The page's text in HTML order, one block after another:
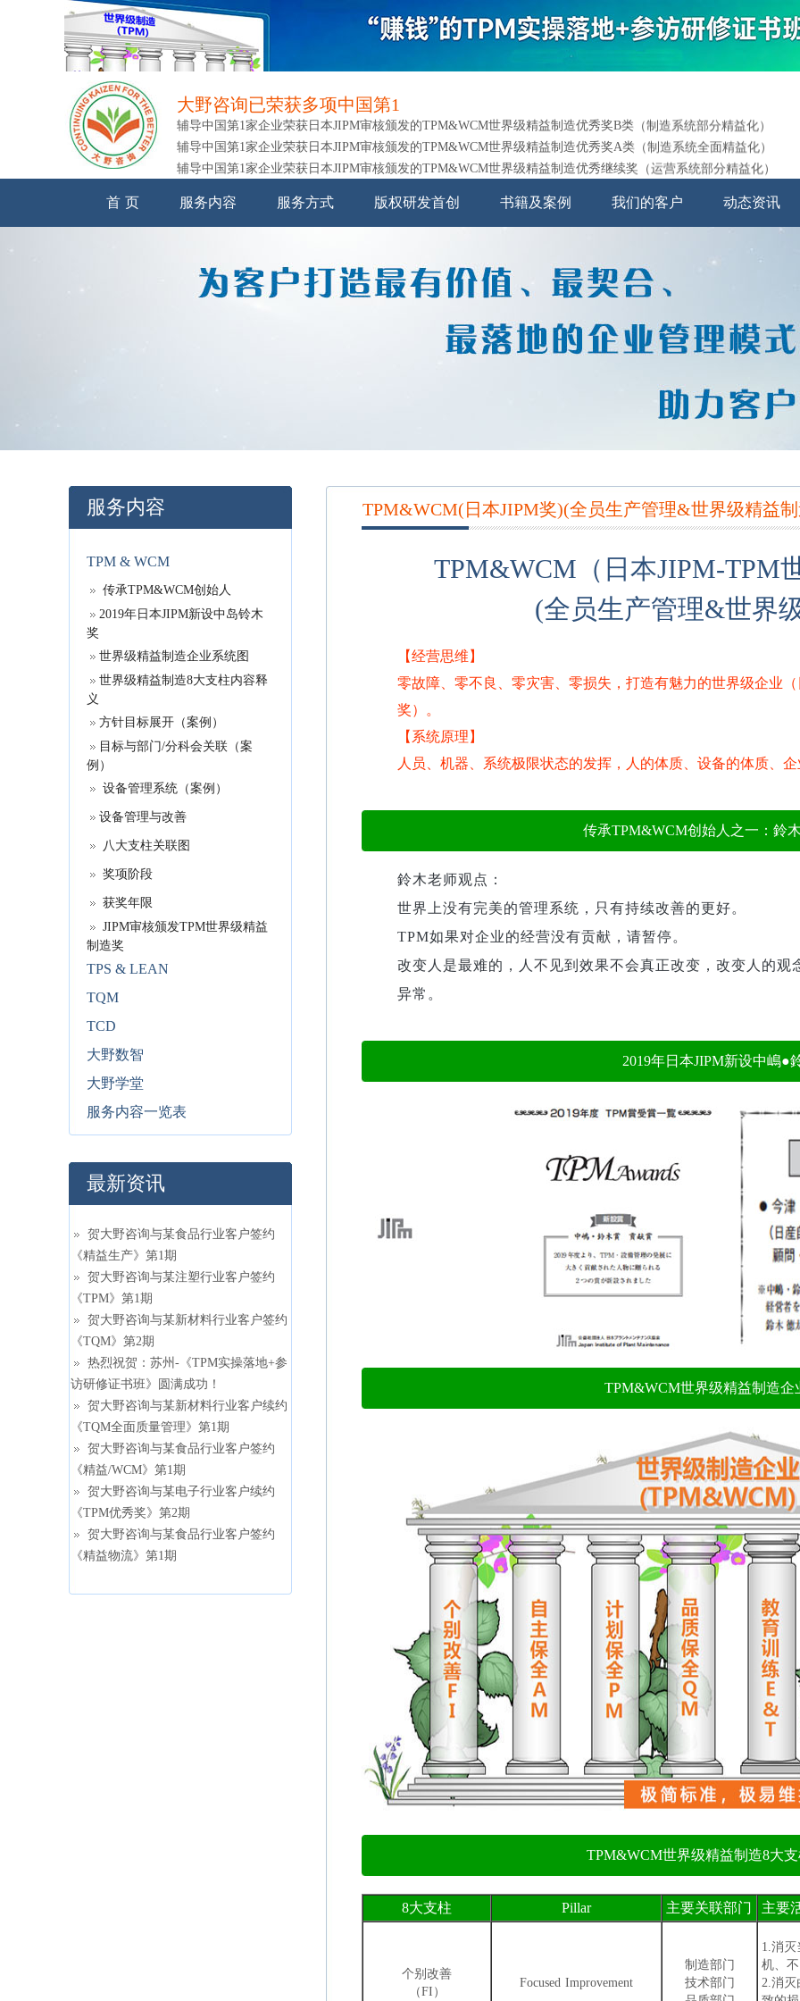
辅导中国第1家企业荣获日本JIPM审核颁发的TPM&WCM世界级精益制造优秀奖B类（制造系统部分精益化）
辅导中国第1家企业荣获日本JIPM审核颁发的TPM&WCM世界级精益制造优秀奖A类（制造系统全面精益化）
辅导中国第1家企业荣获日本JIPM审核颁发的TPM&WCM世界级精益制造优秀继续奖（运营系统部分精益化）
辅导中国第1家企业荣获日本JIPM审核颁发的TPM&WCM世界级精益制造特别奖（运营系统全面精益化）
辅导中国第1家企业荣获日本JIPM审核颁发的TPM&WCM世界级精益制造世界奖（经营系统全面精益化）
首 页 服务内容 服务方式 版权研发首创 书籍及案例 我们的客户 动态资讯
服务内容
TPM & WCM
传承TPM&WCM创始人
2019年日本JIPM新设中岛铃木
奖
世界级精益制造企业系统图
世界级精益制造8大支柱内容释
义
方针目标展开（案例）
目标与部门/分科会关联（案
例）
设备管理系统（案例）
设备管理与改善
八大支柱关联图
奖项阶段
获奖年限
JIPM审核颁发TPM世界级精益
制造奖
TPS & LEAN
TQM
TCD
大野数智
大野学堂
服务内容一览表
最新资讯
贺大野咨询与某食品行业客户签约
《精益生产》第1期
贺大野咨询与某注塑行业客户签约
《TPM》第1期
贺大野咨询与某新材料行业客户签约
《TQM》第2期
热烈祝贺：苏州-《TPM实操落地+参
访研修证书班》圆满成功！
贺大野咨询与某新材料行业客户续约
《TQM全面质量管理》第1期
贺大野咨询与某食品行业客户签约
《精益/WCM》第1期
贺大野咨询与某电子行业客户续约
《TPM优秀奖》第2期
贺大野咨询与某食品行业客户签约
《精益物流》第1期
TPM&WCM(日本JIPM奖)(全员生产管理&世界级精益
TPM&WCM（日本JIPM-TPM
(全员生产管理&世界
【经营思维】
零故障、零不良、零灾害、零损失，打造有魅力的世界级企业
奖）。
【系统原理】
人员、机器、系统极限状态的发挥，人的体质、设备的体质、
传承TPM&WCM创始人之一：鈴
鈴木老师观点：
世界上没有完美的管理系统，只有持续改善的更好。
TPM如果对企业的经营没有贡献，请暂停。
改变人是最难的，人不见到效果不会真正改变，改变人的
异常。
2019年日本JIPM新设中嶋●
TPM&WCM世界级精益制造企
TPM&WCM世界级精益制造8大
8大支柱 Pillar 主要关联部门 主要
个别改善
（FI）
Focused Improvement
制造部门
技术部门
1.消
机、
2.消灭